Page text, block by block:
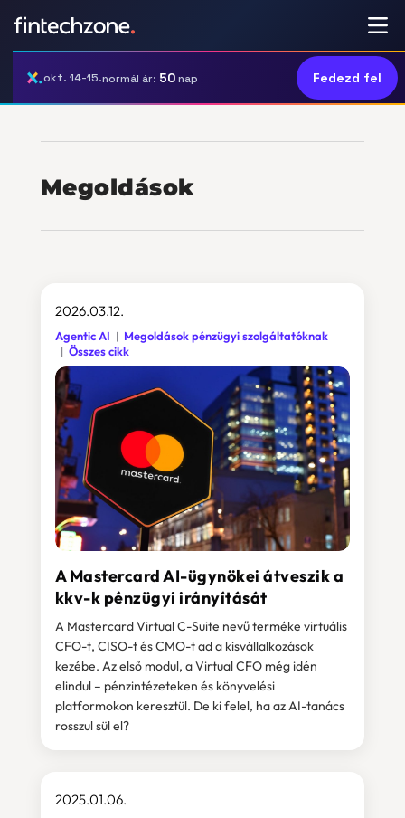
okt. 14-15.normál ár: 50nap Fedezd fel
Megoldások
A Mastercard AI-ügynökei átveszik a
kkv-k pénzügyi irányítását
2026.03.12.
Agentic AI
Megoldások pénzügyi szolgáltatóknak
Összes cikk
A Mastercard Virtual C-Suite nevű terméke virtuális
CFO-t, CISO-t és CMO-t ad a kisvállalkozások
kezébe. Az első modul, a Virtual CFO még idén
elindul – pénzintézeteken és könyvelési
platformokon keresztül. De ki felel, ha az AI-tanács
rosszul sül el?
2025.01.06.